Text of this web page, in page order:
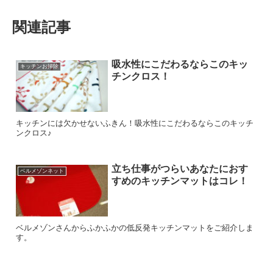
関連記事
キッチンお掃除
吸水性にこだわるならこのキッ
チンクロス！
キッチンには欠かせないふきん！吸水性にこだわるならこのキッチ
ンクロス♪
ベルメゾンネット
立ち仕事がつらいあなたにおす
すめのキッチンマットはコレ！
ベルメゾンさんからふかふかの低反発キッチンマットをご紹介しま
す。